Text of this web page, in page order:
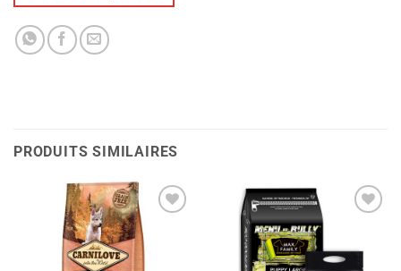
PRODUITS SIMILAIRES
à la liste
de
souhaits